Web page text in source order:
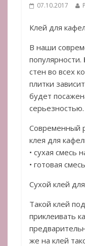
07.10.2017
Клей для
В наши
популярности.
стен во всех
плитки
будет
серьезностью.
Современный
клея для
• сухая смесь
• готовая
Сухой клей
Такой клей
приклеивать
же на клей